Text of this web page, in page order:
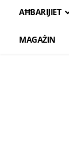
AĦBARIJIET
MAGAŻIN